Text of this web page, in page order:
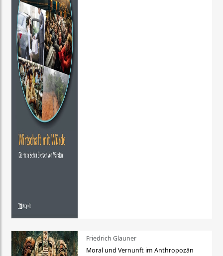
Friedrich Glauner
Moral und Vernunft im Anthropozän